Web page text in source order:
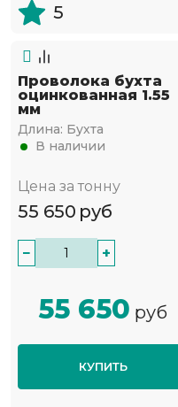
5
Проволока бухта
оцинкованная 1.55
мм
Длина: Бухта
В наличии
Цена за тонну
55 650 руб
− +
55 650 руб
КУПИТЬ